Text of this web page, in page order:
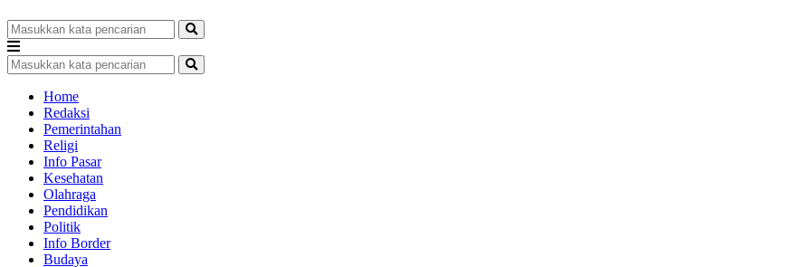
Home
Redaksi
Pemerintahan
Religi
Info Pasar
Kesehatan
Olahraga
Pendidikan
Politik
Info Border
Budaya